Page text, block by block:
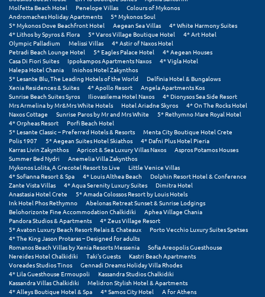
Θ
Θάσος
Θεσσαλονίκη
Ι
Ιεράπετρα
Ιθάκη
Ικαρία
Ίος
Ιωάννινα
Κ
Καβάλα
Καλάβρυτα
Molfetta Beach Hotel
Penelope Villas
Colours of Mykonos
Andromaches Holiday Apartments
5* Mykonos Soul
5* Mykonos Dove Beachfront Hotel
Aegean Sea Villas
4* White Harmony Suites
4* Lithos by Spyros & Flora
5* Varos Village Boutique Hotel
4* Art Hotel
Olympic Palladium
Melissi Villas
4* Astir of Naxos Hotel
Petradi Beach Lounge Hotel
5* Eagles Palace Hotel
4* Aegean Houses
Casa Di Fiori Suites
Ippokampos Apartments Naxos
4* Vigla Hotel
Halepa Hotel Chania
Iniohos Hotel Zakynthos
5* Lesante Blu, The Leading Hotels of the World
Delfinia Hotel & Bungalows
Xenia Residences & Suites
4* Apollo Resort
Angela Apartments Kos
Sunrise Beach Suites Syros
Iliovasilema Hotel Naxos
4* Dionysos Sea Side Resort
Mrs Armelina by Mr&Mrs White Hotels
Hotel Ariadne Skyros
4* On The Rocks Hotel
Naxos Cottage
Sunrise Paros by Mr and Mrs White
5* Rethymno Mare Royal Hotel
4* Orpheas Resort
Porfi Beach Hotel
5* Lesante Classic – Preferred Hotels & Resorts
Menta City Boutique Hotel Crete
Polis 1907
5* Aegean Suites Hotel Skiathos
4* Dafni Plus Hotel Pieria
Karras Livin Zakynthos
Apricot & Sea Luxury Villas Naxos
Aspros Potamos Houses
Summer Bed Nydri
Anemelia Villa Zakynthos
Mykonos Lolita, A Grecotel Resort to Live
Little Venice Villas
4* Sofianna Resort & Spa
4* Louis Althea Beach
Dolphin Resort Hotel & Conference
Zante Vista Villas
4* Aqua Serenity Luxury Suites
Dimitra Hotel
Anastasia Hotel Crete
5* Amada Colossos Resort by Louis Hotels
Ink Hotel Phos Rethymno
Abelonas Retreat Sunset & Sunrise Lodgings
Belohorizonte Fine Accommodation Chalkidiki
Aphea Village Chania
Pandora Studios & Apartments
4* Zeus Village Resort
5* Avaton Luxury Beach Resort Relais & Chateaux
Porto Vecchio Luxury Suites Spetses
4* The King Jason Protaras – Designed for adults
Romanos Beach Villas by Xenia Resorts Messenia
Sofia Areopolis Guesthouse
Nereides Hotel Chalkidiki
Taki's Guests
Kastri Beach Apartments
Voreades Studios Tinos
Gennadi Dreams Holiday Villa Rhodes
4* Lila Guesthouse Ermoupoli
Kassandra Studios Chalkidiki
Kassandra Villas Chalkidiki
Melidron Stylish Hotel & Apartments
4* Alleys Boutique Hotel & Spa
4* Samos City Hotel A for Athens